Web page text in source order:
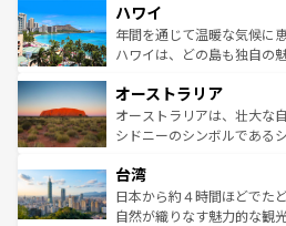
ば市内交通費無料で観光を楽しむ
着のスイス情報はコンテン
のような巨大都市は、観光
ンメントが詰まった刺激的
西部には大自然が広がり、
部のニューオーリンズでは
文化が魅力。旅行者はアメ
しみながら、その多様性と
ならではの贅沢な旅のスタイルだ。 なお、新
情報はコンテンツ一覧を参
ハワイ
年間を通じて温暖な気候に
ハワイは、どの島も独自の
ワイ島は見逃せない。また
島だが、静かな自然を求め
おすすめ。エメラルドグリ
れるおもてなしの心で訪れ
人々、おいしいローカルフ
ク、伝統的なフラダンスな
オーストラリア
オーストラリアは、壮大な
シドニーのシンボルである
リアリーフや大陸中央部に
ク）、タスマニアの美しい
ど、見どころがたくさん。
台湾
日本から約４時間ほどでた
自然が織りなす魅力的な観